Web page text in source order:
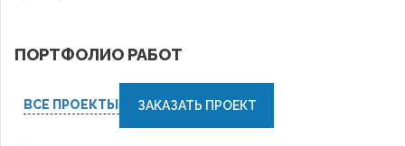
ПОРТФОЛИО РАБОТ
ВСЕ ПРОЕКТЫ ЗАКАЗАТЬ ПРОЕКТ